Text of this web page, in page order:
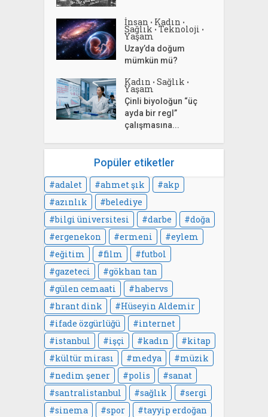
İnsan • Kadın •
Sağlık • Teknoloji •
Yaşam
Uzay’da doğum
mümkün mü?
Kadın • Sağlık •
Yaşam
Çinli biyoloğun “üç
ayda bir regl”
çalışmasına...
Popüler etiketler
adalet ahmet şık
akp
azınlık
belediye
bilgi üniversitesi
darbe
doğa
ergenekon
ermeni
eylem
eğitim
film
futbol
gazeteci
gökhan tan
gülen cemaati
habervs
hrant dink
Hüseyin Aldemir
ifade özgürlüğü
internet
istanbul
işçi kadın
kitap
kültür mirası
medya
müzik
nedim şener
polis
sanat
santralistanbul
sağlık
sergi
sinema
spor
tayyip erdoğan